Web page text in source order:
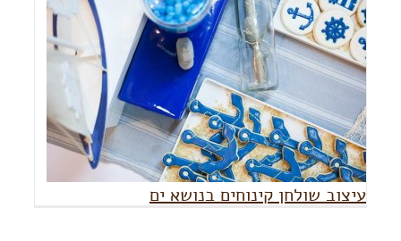
עיצוב שולחן קינוחים בנושא ים